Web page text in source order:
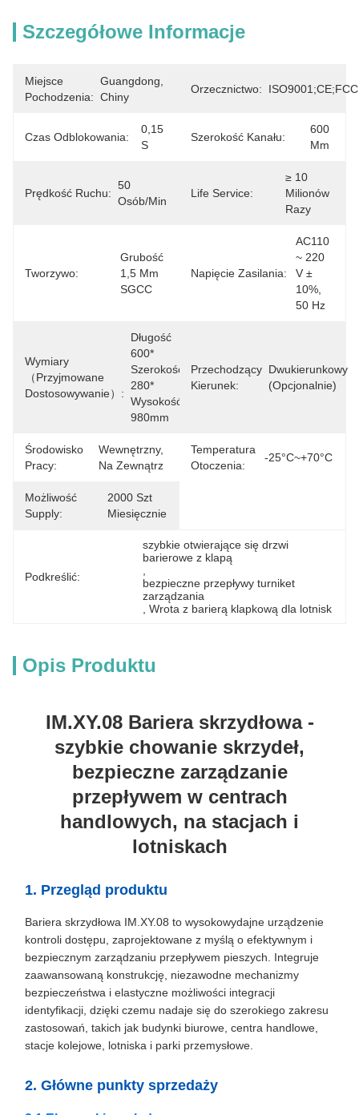
Szczegółowe Informacje
Miejsce
Pochodzenia:
Guangdong,
Chiny
Orzecznictwo: ISO9001;CE;FCC
Czas Odblokowania:
0,15
S
Szerokość Kanału:
600
Mm
Prędkość Ruchu:
50
Osób/min
Life Service:
≥ 10
Milionów
Razy
Tworzywo:
Grubość
1,5 Mm
SGCC
Napięcie Zasilania:
AC110
~ 220
V ±
10%,
50 Hz
Wymiary
（Przyjmowane
Dostosowywanie）:
Długość
600*
Szerokość
280*
Wysokość
980mm
Przechodzący
Kierunek:
Dwukierunkowy
(opcjonalnie)
Środowisko
Pracy:
Wewnętrzny,
Na Zewnątrz
Temperatura
Otoczenia:
-25°C~+70°C
Możliwość
Supply:
2000 Szt
Miesięcznie
Podkreślić:
szybkie otwierające się drzwi
barierowe z klapą
bezpieczne przepływy turniket
zarządzania
, Wrota z barierą klapkową dla lotnisk
Opis Produktu
IM.XY.08 Bariera skrzydłowa -
szybkie chowanie skrzydeł,
bezpieczne zarządzanie
przepływem w centrach
handlowych, na stacjach i
lotniskach
1. Przegląd produktu
Bariera skrzydłowa IM.XY.08 to wysokowydajne urządzenie
kontroli dostępu, zaprojektowane z myślą o efektywnym i
bezpiecznym zarządzaniu przepływem pieszych. Integruje
zaawansowaną konstrukcję, niezawodne mechanizmy
bezpieczeństwa i elastyczne możliwości integracji
identyfikacji, dzięki czemu nadaje się do szerokiego zakresu
zastosowań, takich jak budynki biurowe, centra handlowe,
stacje kolejowe, lotniska i parki przemysłowe.
2. Główne punkty sprzedaży